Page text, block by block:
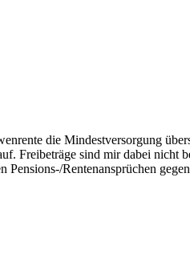
die Mindestversorgung
Freibeträge sind mir dabei nicht
Rentenansprüchen